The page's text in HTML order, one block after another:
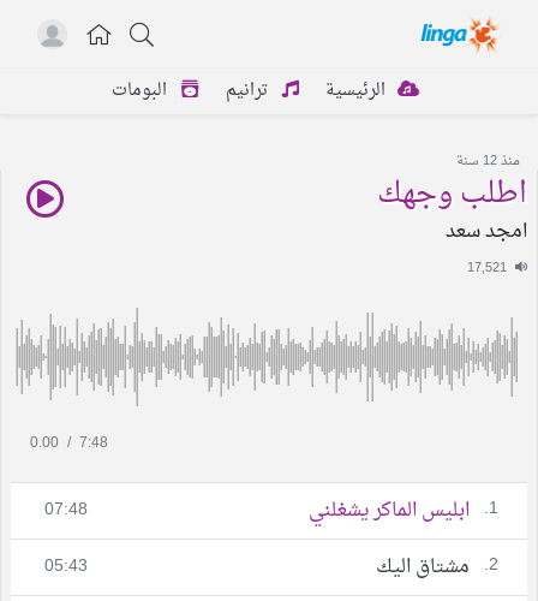
الرئيسية ترانيم البومات
منذ 12 سنة
اطلب وجهك
امجد سعد
0.00 / 7:48
1. ابليس الماكر يشغلني
07:48
2.
مشتاق اليك
05:43